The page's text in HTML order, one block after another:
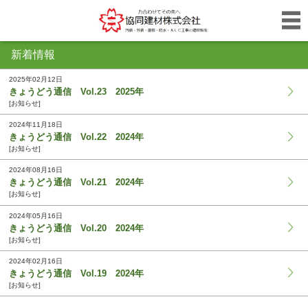
新着情報
2025年02月12日
きょうどう通信 Vol.23 2025年
[お知らせ]
2024年11月18日
きょうどう通信 Vol.22 2024年
[お知らせ]
2024年08月16日
きょうどう通信 Vol.21 2024年
[お知らせ]
2024年05月16日
きょうどう通信 Vol.20 2024年
[お知らせ]
2024年02月16日
きょうどう通信 Vol.19 2024年
[お知らせ]